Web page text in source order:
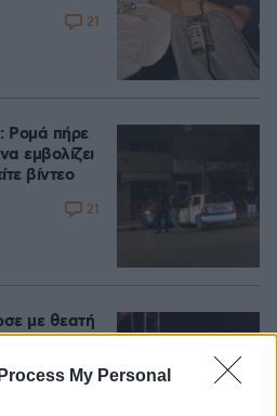
My Personal
21
Ρομά πήρε
εμβολίζει
βίντεο
21
με θεατή
στην
στο
αρέσει